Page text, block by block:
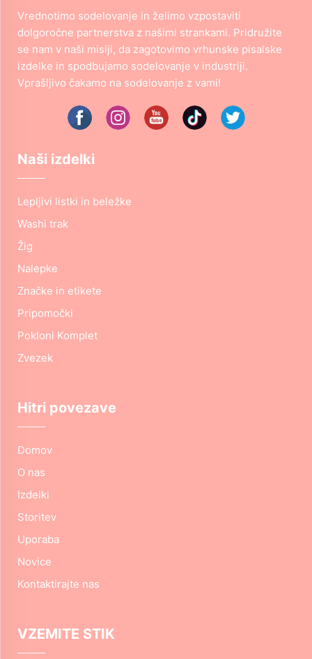
Vrednotimo sodelovanje in želimo vzpostaviti
dolgoročne partnerstva z našimi strankami. Pridružite
se nam v naši misiji, da zagotovimo vrhunske pisalske
izdelke in spodbujamo sodelovanje v industriji.
Vprašljivo čakamo na sodelovanje z vami!
Naši izdelki
Lepljivi listki in beležke
Washi trak
Žig
Nalepke
Značke in etikete
Pripomočki
Pokloni Komplet
Zvezek
Hitri povezave
Domov
O nas
Izdelki
Storitev
Uporaba
Novice
Kontaktirajte nas
VZEMITE STIK